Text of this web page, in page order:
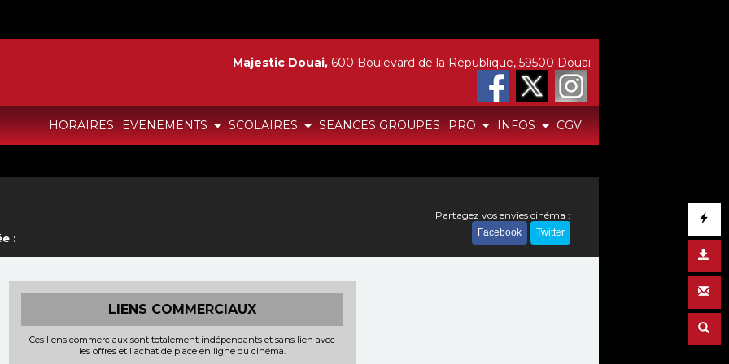
HORAIRES EVENEMENTS SCOLAIRES SEANCES GROUPES PRO INFOS CGV
Majestic Douai, 600 Boulevard de la République, 59500 Douai
:
Partagez vos envies cinéma :
Facebook Twitter
LIENS COMMERCIAUX
Ces liens commerciaux sont totalement indépendants et sans lien avec
les offres et l'achat de place en ligne du cinéma.